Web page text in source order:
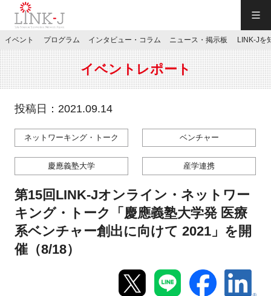
JP／EN
特別会員専用メニュー
お問い合わせ
マイページ
イベント プログラム インタビュー・コラム ニュース・掲示板 LINK-Jを
イベントレポート
投稿日：2021.09.14
ネットワーキング・トーク ベンチャー
慶應義塾大学 産学連携
第15回LINK-Jオンライン・ネットワー
キング・トーク「慶應義塾大学発 医療
系ベンチャー創出に向けて 2021」を開
催（8/18）